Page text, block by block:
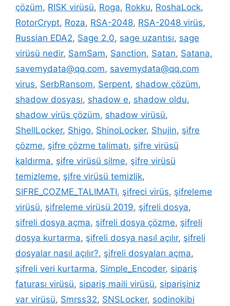
çözüm, RISK virüsü, Roga, Rokku, RoshaLock,
RotorCrypt, Roza, RSA-2048, RSA-2048 virüs,
Russian EDA2, Sage 2.0, sage uzantısı, sage
virüsü nedir, SamSam, Sanction, Satan, Satana,
savemydata@qq.com, savemydata@qq.com
virus, SerbRansom, Serpent, shadow çözüm,
shadow dosyası, shadow e, shadow oldu,
shadow virüs çözüm, shadow virüsü,
ShellLocker, Shigo, ShinoLocker, Shujin, şifre
çözme, şifre çözme talimatı, şifre virüsü
kaldırma, şifre virüsü silme, şifre virüsü
temizleme, şifre virüsü temizlik,
SIFRE_COZME_TALIMATI, şifreci virüs, şifreleme
virüsü, şifreleme virüsü 2019, şifreli dosya,
şifreli dosya açma, şifreli dosya çözme, şifreli
dosya kurtarma, şifreli dosya nasıl açılır, şifreli
dosyalar nasıl açılır?, şifreli dosyaları açma,
şifreli veri kurtarma, Simple_Encoder, sipariş
faturası virüsü, sipariş maili virüsü, siparişiniz
var virüsü, Smrss32, SNSLocker, sodinokibi